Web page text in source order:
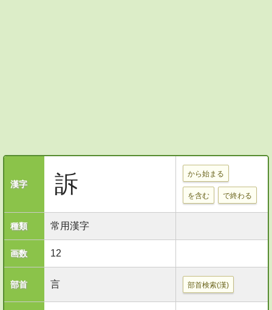
漢字 訴 から始まる
を含む で終わる
種類 常用漢字
画数 12
部首 言 部首検索(漢)